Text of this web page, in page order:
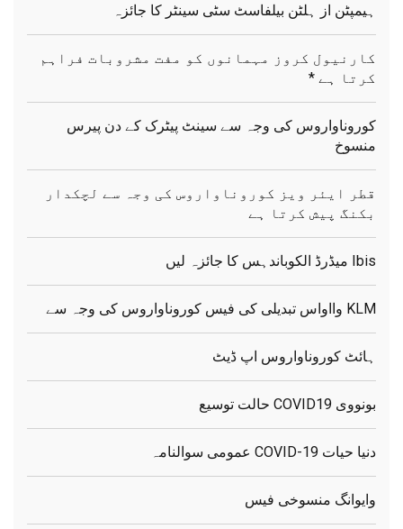
ہیمپٹن از ہلٹن بیلفاسٹ سٹی سینٹر کا جائزہ
کارنیول کروز مہمانوں کو مفت مشروبات فراہم
کرتا ہے *
کوروناواروس کی وجہ سے سینٹ پیٹرک کے دن پیرس
منسوخ
قطر ایئر ویز کوروناواروس کی وجہ سے لچکدار
بکنگ پیش کرتا ہے
Ibis میڈرڈ الکوباندہس کا جائزہ لیں
KLM وااواس تبدیلی کی فیس کوروناواروس کی وجہ سے
ہائٹ کوروناواروس اپ ڈیٹ
بونووی COVID19 حالت توسیع
دنیا حیات COVID-19 عمومی سوالنامہ
وایوانگ منسوخی فیس